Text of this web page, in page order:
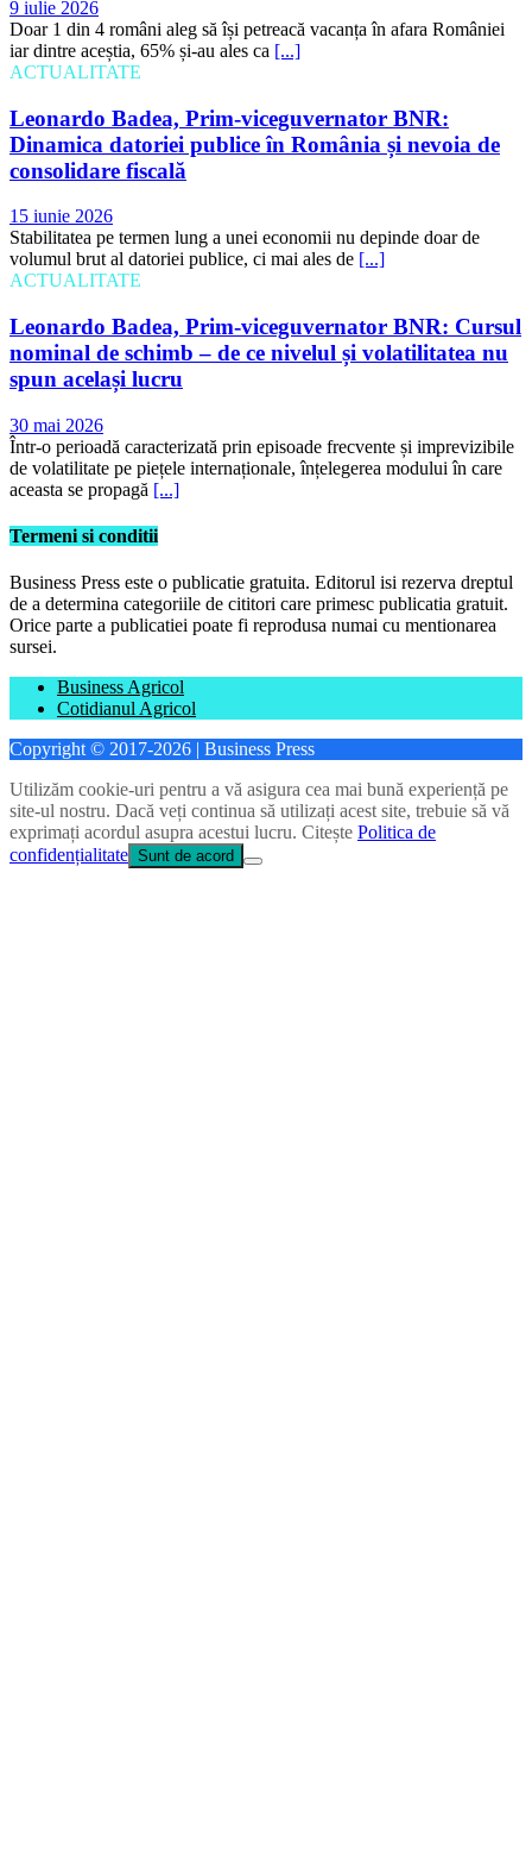
9 iulie 2026
Doar 1 din 4 români aleg să își petreacă vacanța în afara României
iar dintre aceștia, 65% și-au ales ca [...]
ACTUALITATE
Leonardo Badea, Prim-viceguvernator BNR:
Dinamica datoriei publice în România și nevoia de
consolidare fiscală
15 iunie 2026
Stabilitatea pe termen lung a unei economii nu depinde doar de
volumul brut al datoriei publice, ci mai ales de [...]
ACTUALITATE
Leonardo Badea, Prim-viceguvernator BNR: Cursul
nominal de schimb – de ce nivelul și volatilitatea nu
spun același lucru
30 mai 2026
Într-o perioadă caracterizată prin episoade frecvente și imprevizibile
de volatilitate pe piețele internaționale, înțelegerea modului în care
aceasta se propagă [...]
Termeni si conditii
Business Press este o publicatie gratuita. Editorul isi rezerva dreptul
de a determina categoriile de cititori care primesc publicatia gratuit.
Orice parte a publicatiei poate fi reprodusa numai cu mentionarea
sursei.
Business Agricol
Cotidianul Agricol
Copyright © 2017-2026 | Business Press
Utilizăm cookie-uri pentru a vă asigura cea mai bună experiență pe
site-ul nostru. Dacă veți continua să utilizați acest site, trebuie să vă
exprimați acordul asupra acestui lucru. Citește Politica de
confidențialitate Sunt de acord